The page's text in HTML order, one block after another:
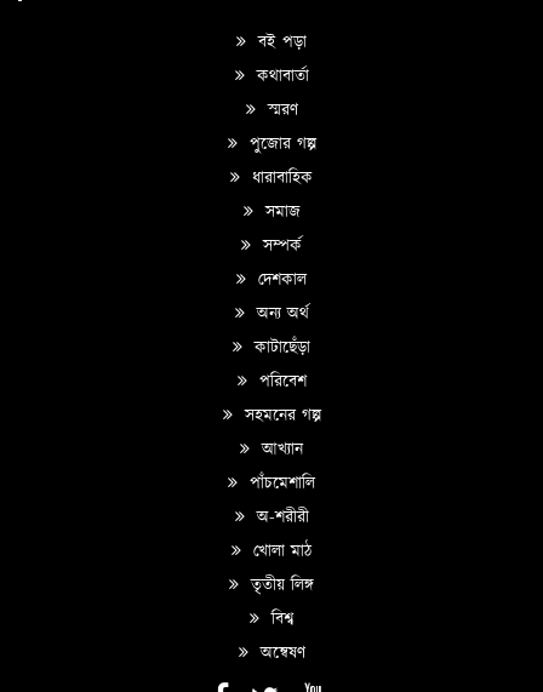
বই পড়া
কথাবার্তা
স্মরণ
পুজোর গল্প
ধারাবাহিক
সমাজ
সম্পর্ক
দেশকাল
অন্য অর্থ
কাটাছেঁড়া
পরিবেশ
সহমনের গল্প
আখ্যান
পাঁচমেশালি
অ-শরীরী
খোলা মাঠ
তৃতীয় লিঙ্গ
বিশ্ব
অন্বেষণ